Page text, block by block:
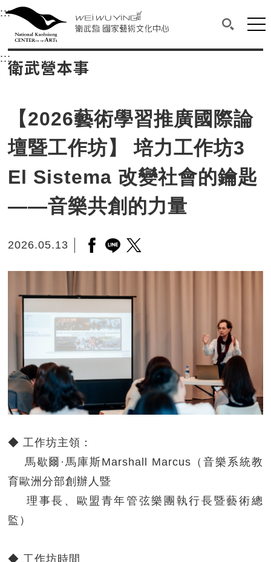
衛武營國家藝術文化中心
中央內容區塊，為本頁主要內容區。
:::選單連結區塊，此區塊列有本網站主要連結。
衛武營國家藝術文化中心
搜尋(開
網
:::中央內容區塊，為本頁主要內容區。
衛武營本事
【2026藝術學習推廣國際論
壇暨工作坊】 培力工作坊3
El Sistema 改變社會的鑰匙
——音樂共創的力量
2026.05.13 另開新視窗分享至facebook
另開新視窗分享至line
另開新視窗分享至twitter
◆ 工作坊主領：
馬歇爾·馬庫斯Marshall Marcus（音樂系統教
育歐洲分部創辦人暨
理事長、歐盟青年管弦樂團執行長暨藝術總
監）
◆ 工作坊時間